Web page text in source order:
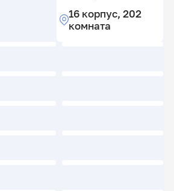
16 корпус, 202
комната